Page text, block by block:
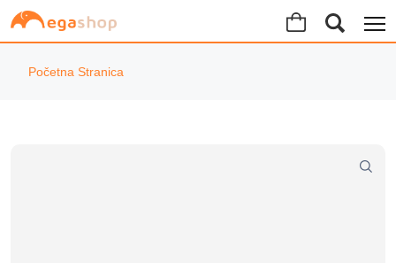
Početna Stranica